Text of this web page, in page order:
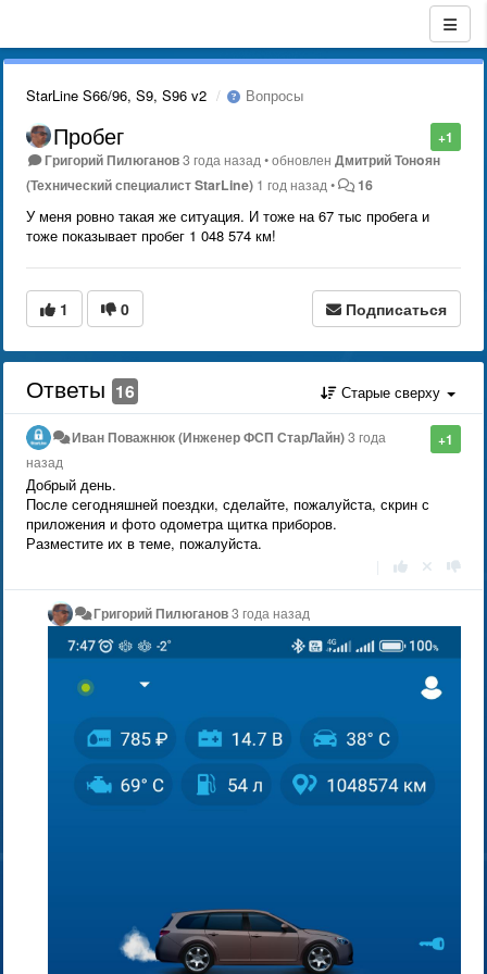
StarLine S66/96, S9, S96 v2 Вопросы
+1
Пробег
Григорий Пилюганов3 года назад•обновленДмитрий Тонoян
(Технический специалист StarLine) 1 год назад• 16
У меня ровно такая же ситуация. И тоже на 67 тыс пробега и
тоже показывает пробег 1 048 574 км!
1 0 Подписаться
Ответы 16 Старые сверху
+1
Иван Поважнюк (Инженер ФСП СтарЛайн)3 года
назад
Добрый день.
После сегодняшней поездки, сделайте, пожалуйста, скрин с
приложения и фото одометра щитка приборов.
Разместите их в теме, пожалуйста.
Григорий Пилюганов3 года назад